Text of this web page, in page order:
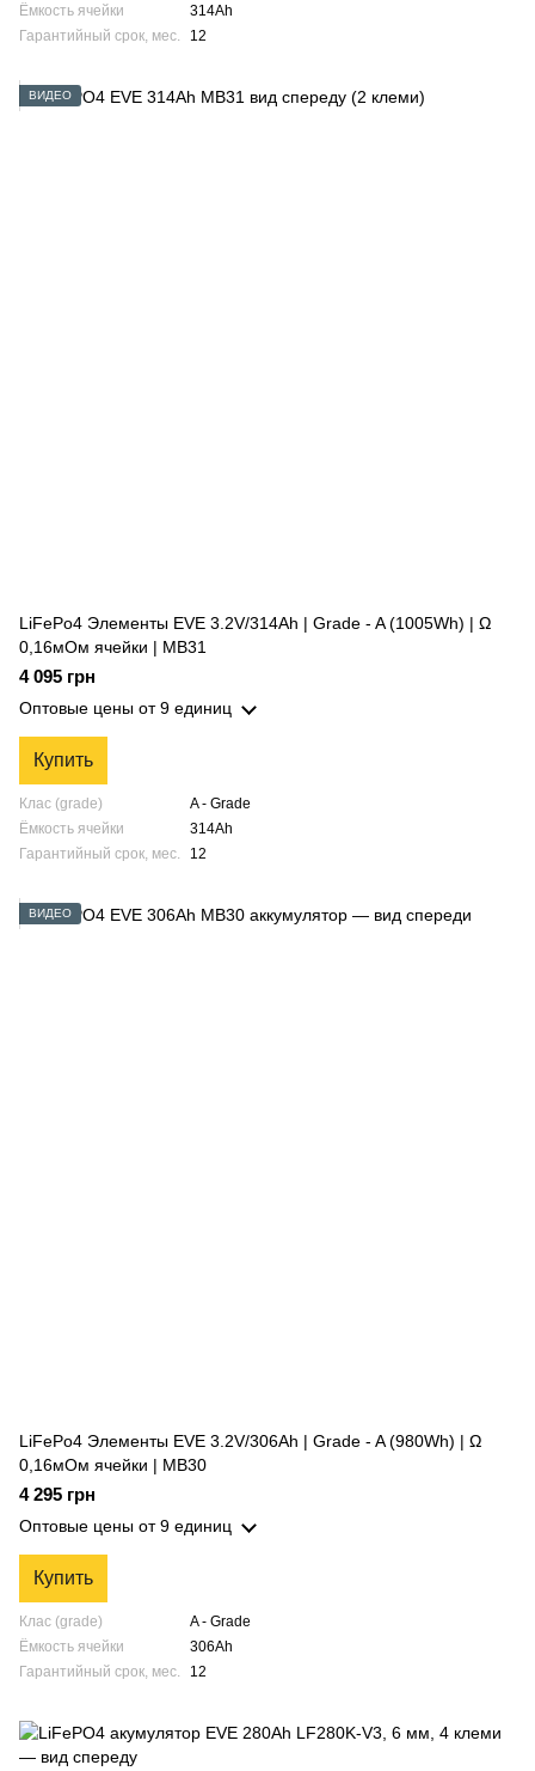
Ёмкость ячейки
314Ah
Гарантийный срок, мес.
12
ВИДЕО
LiFePo4 Элементы EVE 3.2V/314Ah | Grade - A (1005Wh) | Ω
0,16мОм ячейки | MB31
4 095 грн
Оптовые цены от 9 единиц
Купить
Клас (grade)
A - Grade
Ёмкость ячейки
314Ah
Гарантийный срок, мес.
12
ВИДЕО
LiFePo4 Элементы EVE 3.2V/306Ah | Grade - A (980Wh) | Ω
0,16мОм ячейки | MB30
4 295 грн
Оптовые цены от 9 единиц
Купить
Клас (grade)
A - Grade
Ёмкость ячейки
306Ah
Гарантийный срок, мес.
12